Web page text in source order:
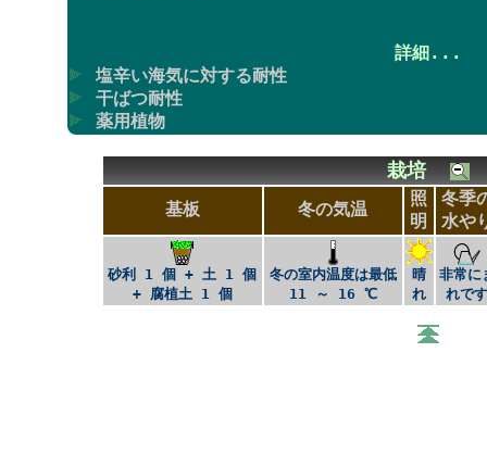
詳細...
塩辛い海気に対する耐性
干ばつ耐性
薬用植物
栽培
基板 冬の気温
照
明
冬季
水や
砂利 1 個 + 土 1 個
+ 腐植土 1 個
冬の室内温度は最低
11 ～ 16 ℃
晴
れ
非常に
れで